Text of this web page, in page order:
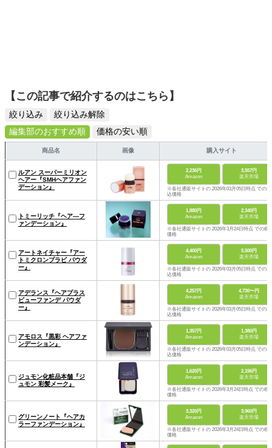
【この記事で紹介するのはこちら】
絞り込み
絞り込み解除
編集部のおすすめ順
価格の安い順
商品名 画像 購入サイト
ルアン スーパーミリオン
ヘアー『SMHヘアファン
デーション』
2,236円
Amazon
3,557円
楽天市場
※各社通販サイトの 2026年03月05日時点 での税
込価格
トミーリッチ『ヘア―フ
ァンデーション』
1,880円
Amazon
2,340円
楽天市場
※各社通販サイトの 2026年3月24日時点 での税
価格
アートネイチャー『アー
トミクロンプラビ パウダ
ー』
4,400円
Amazon
5,500円
楽天市場
※各社通販サイトの 2026年03月05日時点 での税
込価格
アデランス『ヘアプラス
ビューファンデ パウダ
ー』
4,257円
Amazon
4,730〜円
楽天市場
※各社通販サイトの 2026年03月05日時点 での税
込価格
アモロス『黒彩 ヘアファ
ンデーション』
1,357円
Amazon
1,380円
楽天市場
※各社通販サイトの 2026年03月05日時点 での税
込価格
ジュモン化粧品本舗『ジ
ュモン 彩髪メーク』
1,620円
Amazon
2,156円
楽天市場
※各社通販サイトの 2026年3月24日時点 での税
価格
グリーンノート『ヘアカ
ラーファンデーション』
3,320円
Amazon
3,960円
楽天市場
※各社通販サイトの 2026年3月24日時点 での税
価格